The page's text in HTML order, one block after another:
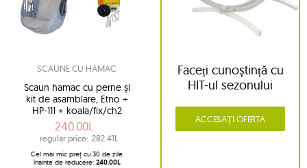
SCAUNE CU HAMAC
Scaun hamac cu perne și
kit de asamblare, Etno +
HP-111 + koala/fix/ch2
240.00L
regular price: 282.41L
Cel mai mic preț cu 30 de zile
înainte de reducere: 240.00L
Faceți cunoștință cu
HIT-ul sezonului
ACCESAȚI OFERTA